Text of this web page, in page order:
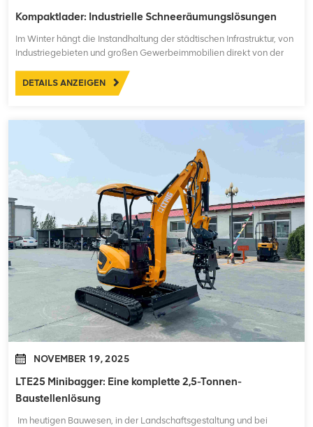
Kompaktlader: Industrielle Schneeräumungslösungen
Im Winter hängt die Instandhaltung der städtischen Infrastruktur, von
Industriegebieten und großen Gewerbeimmobilien direkt von der
logistischen Produktivität und der öffentlichen Sicherheit verknüpft
ist. Der Kompaktlader, der sich durch s...
DETAILS ANZEIGEN
NOVEMBER 19, 2025
LTE25 Minibagger: Eine komplette 2,5-Tonnen-
Baustellenlösung
Im heutigen Bauwesen, in der Landschaftsgestaltung und bei